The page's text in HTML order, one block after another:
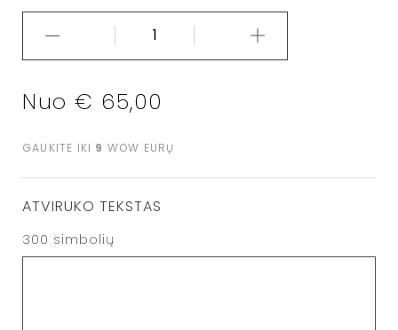
Nuo € 65,00
GAUKITE IKI 9 WOW EURŲ
ATVIRUKO TEKSTAS
300 simbolių